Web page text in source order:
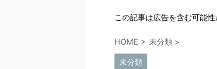
この記事は広告を含む可能
HOME > 未分類 >
未分類